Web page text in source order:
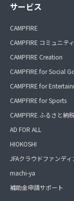
サービス
CAMPFIRE
CAMPFIRE コミュニティ
CAMPFIRE Creation
CAMPFIRE for Social
CAMPFIRE for
CAMPFIRE for Sports
CAMPFIRE ふるさと納税
AD FOR ALL
HIOKOSHI
JFAクラウドファンディ
machi-ya
補助金申請サポート